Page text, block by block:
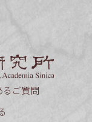
るご質問